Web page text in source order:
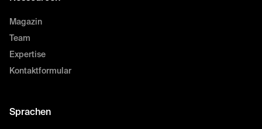
Magazin
Team
Expertise
Kontaktformular
Sprachen